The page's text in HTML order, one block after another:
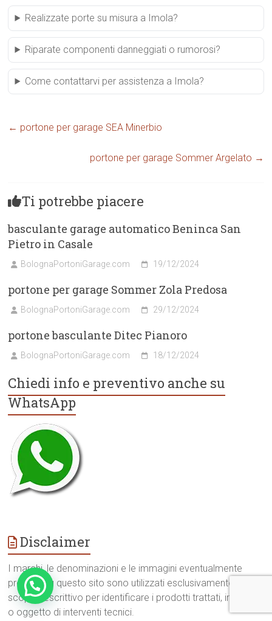
Realizzate porte su misura a Imola?
Riparate componenti danneggiati o rumorosi?
Come contattarvi per assistenza a Imola?
← portone per garage SEA Minerbio
portone per garage Sommer Argelato →
Ti potrebbe piacere
basculante garage automatico Beninca San
Pietro in Casale
BolognaPortoniGarage.com 19/12/2024
portone per garage Sommer Zola Predosa
BolognaPortoniGarage.com 29/12/2024
portone basculante Ditec Pianoro
BolognaPortoniGarage.com 18/12/2024
Chiedi info e preventivo anche su
WhatsApp
Disclaimer
I marchi, le denominazioni e le immagini eventualmente
presenti su questo sito sono utilizzati esclusivamente a
scopo descrittivo per identificare i prodotti trattati, installati
o oggetto di interventi tecnici.